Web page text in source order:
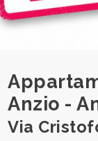
Anzio -
Via